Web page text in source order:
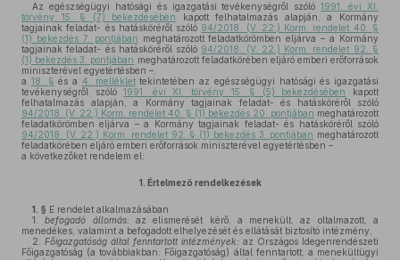
Az egészségügyi hatósági és igazgatási tevékenységről szóló1991. évi XI.
törvény 15. § (7) bekezdésében
kapott felhatalmazás alapján, a Kormány
tagjainak feladat- és hatásköréről szóló 94/2018. (V. 22.) Korm. rendelet 40. §
(1) bekezdés 7. pontjában meghatározott feladatkörömben eljárva – a Kormány
tagjainak feladat- és hatásköréről szóló 94/2018. (V. 22.) Korm. rendelet 92. §
(1) bekezdés 3. pontjában meghatározott feladatkörében eljáró emberi erőforrások
miniszterével egyetértésben –,
a 18. § és a 4. melléklettekintetében az egészségügyi hatósági és igazgatási
tevékenységről szóló1991. évi XI. törvény 15. § (5) bekezdésében
kapott
felhatalmazás alapján, a Kormány tagjainak feladat- és hatásköréről szóló
94/2018. (V. 22.) Korm. rendelet 40. § (1) bekezdés 20. pontjában meghatározott
feladatkörömben eljárva – a Kormány tagjainak feladat- és hatásköréről szóló
94/2018. (V. 22.) Korm. rendelet 92. § (1) bekezdés 3. pontjában meghatározott
feladatkörében eljáró emberi erőforrások miniszterével egyetértésben –
a következőket rendelem el:
1. Értelmező rendelkezések
1. § E rendelet alkalmazásában
1.
befogadó állomás: az elismerését kérő, a menekült, az oltalmazott, a
menedékes, valamint a befogadott elhelyezését és ellátását biztosító intézmény,
2.
Főigazgatóság által fenntartott intézmények: az Országos Idegenrendészeti
Főigazgatóság (a továbbiakban: Főigazgatóság) által fenntartott, a menekültügyi